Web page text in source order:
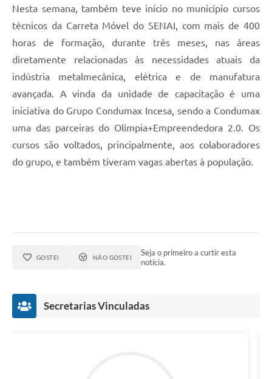
Nesta semana, também teve início no município cursos
técnicos da Carreta Móvel do SENAI, com mais de 400
horas de formação, durante três meses, nas áreas
diretamente relacionadas às necessidades atuais da
indústria metalmecânica, elétrica e de manufatura
avançada. A vinda da unidade de capacitação é uma
iniciativa do Grupo Condumax Incesa, sendo a Condumax
uma das parceiras do Olímpia+Empreendedora 2.0. Os
cursos são voltados, principalmente, aos colaboradores
do grupo, e também tiveram vagas abertas à população.
GOSTEI NÃO GOSTEI
Seja o primeiro a curtir esta
notícia.
Secretarias Vinculadas